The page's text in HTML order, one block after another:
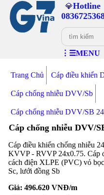
💎Hotline
⋮☰MENU
Trang Chủ Cáp điều khiển
Cáp chống nhiễu DVV/Sb
Cáp chống nhiễu DVV/SB
Cáp chống nhiễu DVV/
Cáp điều khiển chống nhiễu
KVVP - RVVP 24x0.75. Cáp
cách điện XLPE (PVC) vỏ
Sc, lưới đồng Sb
Giá: 496.620VNĐ/m